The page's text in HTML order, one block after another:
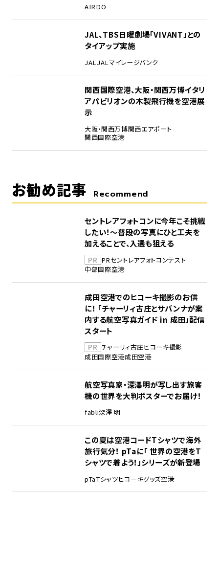
AIRDO
JAL、TBS日曜劇場「VIVANT」との
タイアップ実施
JAL JALマイレージバンク
関西国際空港、大阪・関西万博イタリ
アパビリオンの木製飛行機を空港展
示
大阪・関西万博関西エアポート
関西国際空港
お勧め記事 Recommend
セントレアフォトコンに今年こそ挑戦
したい！～普段の写真にひと工夫を
加えることで、入選も狙える
PR PRセントレアフォトコンテスト
中部国際空港
成田空港でのヒコーキ撮影のお供
に！ 「チャーリィ古庄とサバンナが案
内する航空写真ガイド in 成田」配信
スタート
PR チャーリィ古庄ヒコーキ撮影
成田国際空港成田空港
航空写真家・深澤明が写し出す旅客
機の世界を大判ポスターでお届け！
fabli深澤 明
この夏は空港コードTシャツで海外
旅行気分！ pTaに「 世界の空港をT
シャツで着よう！」シリーズが新登場
pTaTシャツヒコーキグッズ空港